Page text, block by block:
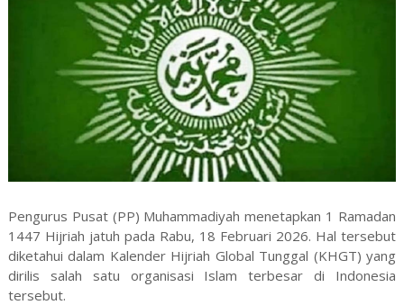
Pengurus Pusat (PP) Muhammadiyah menetapkan 1 Ramadan
1447 Hijriah jatuh pada Rabu, 18 Februari 2026. Hal tersebut
diketahui dalam Kalender Hijriah Global Tunggal (KHGT) yang
dirilis salah satu organisasi Islam terbesar di Indonesia
tersebut.